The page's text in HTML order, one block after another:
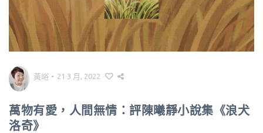
黃峪 • 21 3 月, 2022
萬物有愛，人間無情：評陳曦靜小說集《浪犬
洛奇》